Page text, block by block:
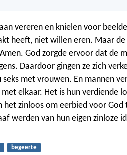
vereren en knielen voor
heeft, niet willen eren. Maar
God zorgde ervoor dat de
Daardoor gingen ze zich
met vrouwen. En mannen
elkaar. Het is hun verdiende
het zinloos om eerbied voor God
werden van hun eigen zinloze
begeerte